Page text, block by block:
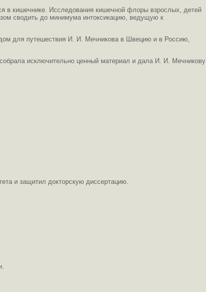
в кишечнике. Исследования кишечной флоры взрослых, детей
сводить до минимума интоксикацию, ведущую к
для путешествия И. И. Мечникова в Швецию и в Россию,
исключительно ценный материал и дала И. И. Мечникову
и защитил докторскую диссертацию.